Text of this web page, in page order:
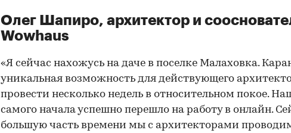
00:00 / 00:00
Олег Шапиро, архитектор и
Wowhaus
«Я сейчас нахожусь на даче в поселке Малаховка.
уникальная возможность для действующего
провести несколько недель в относительном покое.
самого начала успешно перешло на работу в онлайн.
большую часть времени мы с архитекторами